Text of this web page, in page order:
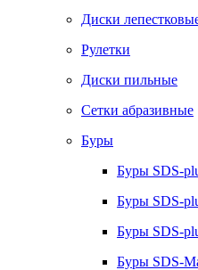
Диски
Рулетки
Диски пильные
Сетки абразивные
Буры
Буры SDS-
Буры SDS-
Буры SDS-
Буры SDS-